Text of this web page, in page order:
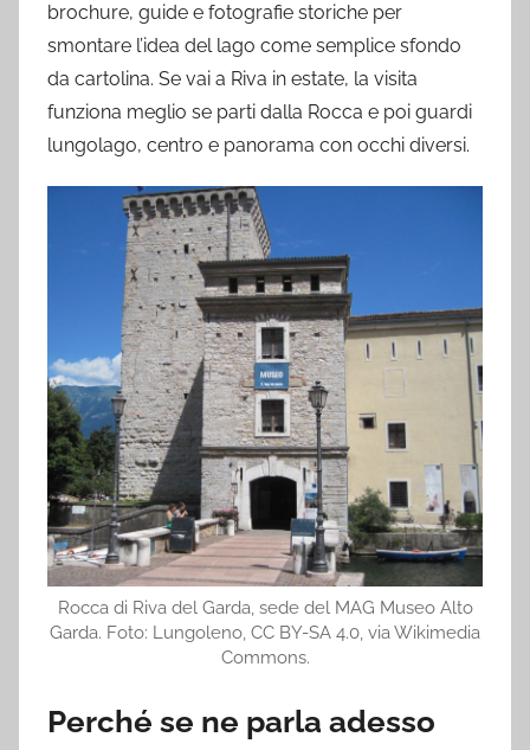
brochure, guide e fotografie storiche per
smontare l’idea del lago come semplice sfondo
da cartolina. Se vai a Riva in estate, la visita
funziona meglio se parti dalla Rocca e poi guardi
lungolago, centro e panorama con occhi diversi.
Rocca di Riva del Garda, sede del MAG Museo Alto
Garda. Foto: Lungoleno, CC BY-SA 4.0, via Wikimedia
Commons.
Perché se ne parla adesso